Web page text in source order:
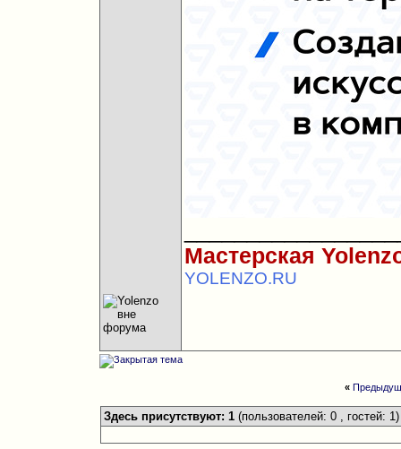
Мастерская
YOLENZO.RU
«
Здесь присутствуют: 1 (пользователей: 0 , гостей: 1)